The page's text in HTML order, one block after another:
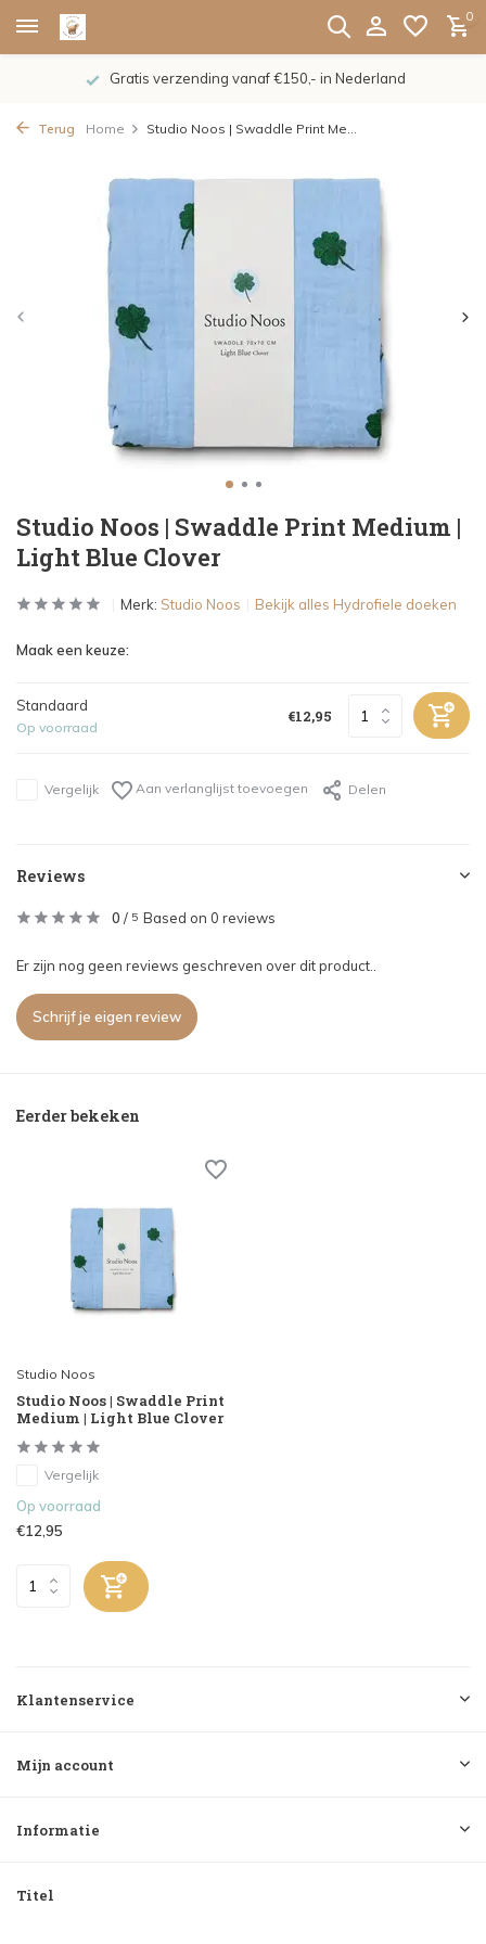
0
Gratis verzending vanaf €150,- in Nederland
Terug Home Studio Noos | Swaddle Print Me...
Studio Noos | Swaddle Print Medium |
Light Blue Clover
Merk: Studio Noos Bekijk alles Hydrofiele doeken
Maak een keuze:
Standaard
Op voorraad
€12,95
Vergelijk Aan verlanglijst toevoegen Delen
Reviews
0 / 5 Based on 0 reviews
Er zijn nog geen reviews geschreven over dit product..
Schrijf je eigen review
Eerder bekeken
Studio Noos
Studio Noos | Swaddle Print
Medium | Light Blue Clover
Vergelijk
Op voorraad
€12,95
Klantenservice
Mijn account
Informatie
Titel